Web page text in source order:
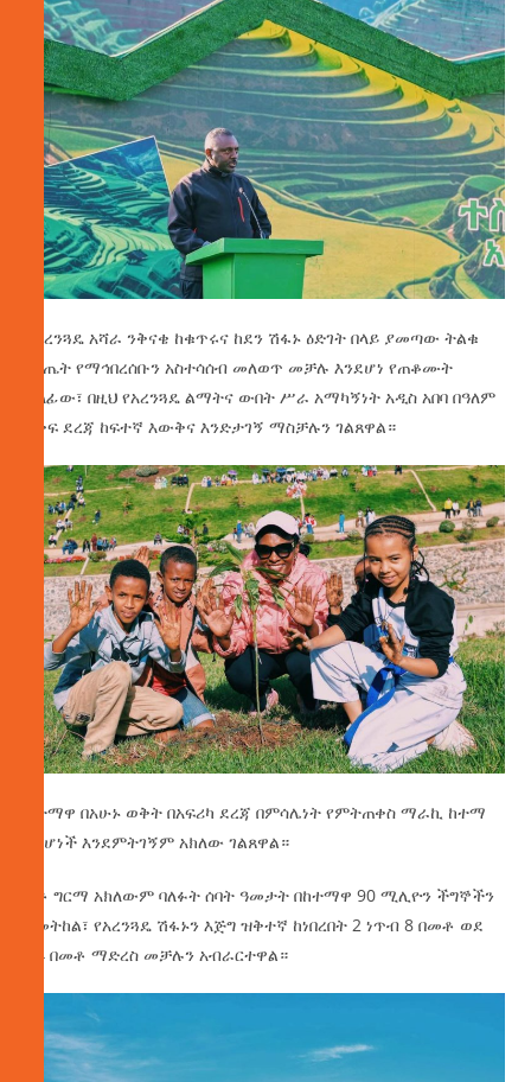
የአረንጓዴ አሻራ ንቅናቄ ከቁጥሩና ከደን ሽፋኑ ዕድገት በላይ ያመጣው ትልቁ
ውጤት የማኅበረሰቡን አስተሳሰብ መለወጥ መቻሉ እንደሆነ የጠቆሙት
ኃላፊው፣ በዚህ የአረንጓዴ ልማትና ውበት ሥራ አማካኝነት አዲስ አበባ በዓለም
አቀፍ ደረጃ ከፍተኛ እውቅና እንድታገኝ ማስቻሉን ገልጸዋል።
ከተማዋ በአሁኑ ወቅት በአፍሪካ ደረጃ በምሳሌነት የምትጠቀስ ማራኪ ከተማ
እየሆነች እንደምትገኝም አክለው ገልጸዋል።
አቶ ግርማ አክለውም ባለፉት ሰባት ዓመታት በከተማዋ 90 ሚሊዮን ችግኞችን
በመትከል፣ የአረንጓዴ ሽፋኑን እጅግ ዝቅተኛ ከነበረበት 2 ነጥብ 8 በመቶ ወደ
24 በመቶ ማድረስ መቻሉን አብራርተዋል።